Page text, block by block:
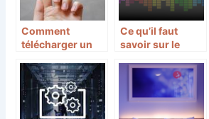
Comment
télécharger un
Ce qu’il faut
savoir sur le